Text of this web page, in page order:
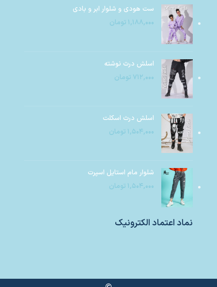
ست هودی و شلوار ابر و بادی
۱,۱۸۸,۰۰۰ تومان
اسلش درث نوشته
۷۱۲,۰۰۰ تومان
اسلش درث اسکلت
۱,۵۰۴,۰۰۰ تومان
شلوار مام استایل اسپرت
۱,۵۰۴,۰۰۰ تومان
نماد اعتماد الکترونیک